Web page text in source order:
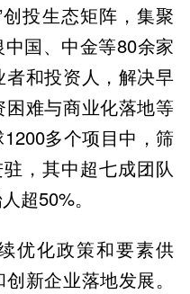
创投生态矩阵，集聚
国、中金等80余家
和投资人，解决早
难与商业化落地等
多个项目中，筛
，其中超七成团队
超50%。
优化政策和要素供
新企业落地发展。